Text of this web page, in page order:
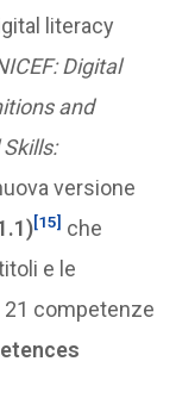
literacy
Digital
and
versione
[15] che
e le
21 competenze